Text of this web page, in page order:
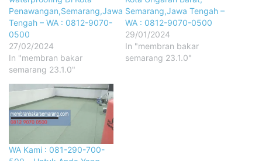
Penawangan,Semarang,Jawa
Tengah – WA : 0812-9070-
0500
27/02/2024
In "membran bakar
semarang 23.1.0"
Semarang,Jawa Tengah –
WA : 0812-9070-0500
29/01/2024
In "membran bakar
semarang 23.1.0"
WA Kami : 081-290-700-